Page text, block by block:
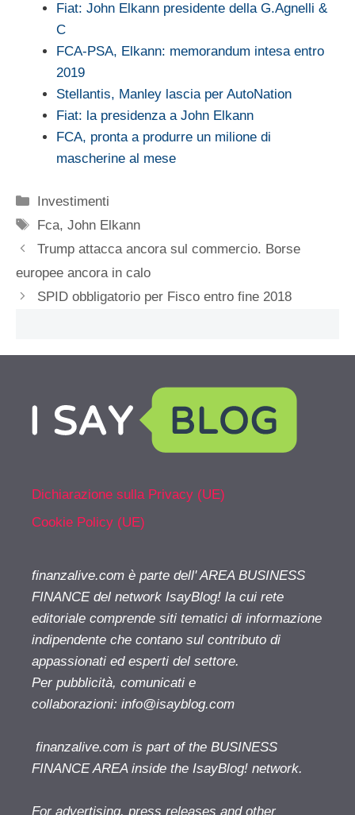
Fiat: John Elkann presidente della G.Agnelli &
C
FCA-PSA, Elkann: memorandum intesa entro
2019
Stellantis, Manley lascia per AutoNation
Fiat: la presidenza a John Elkann
FCA, pronta a produrre un milione di
mascherine al mese
Categorie
Investimenti
Tag
Fca,John Elkann
Trump attacca ancora sul commercio. Borse
europee ancora in calo
SPID obbligatorio per Fisco entro fine 2018
Dichiarazione sulla Privacy (UE)
Cookie Policy (UE)
finanzalive.com è parte dell' AREA BUSINESS
FINANCE del network IsayBlog! la cui rete
editoriale comprende siti tematici di informazione
indipendente che contano sul contributo di
appassionati ed esperti del settore.
Per pubblicità, comunicati e
collaborazioni: info@isayblog.com
finanzalive.com is part of the BUSINESS
FINANCE AREA inside the IsayBlog! network.
For advertising, press releases and other